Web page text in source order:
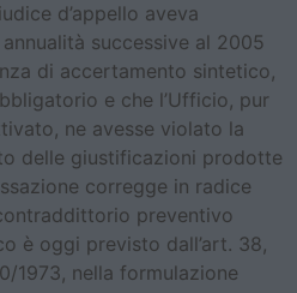
d’appello aveva
successive al 2005
di accertamento sintetico,
e che l’Ufficio, pur
ne avesse violato la
delle giustificazioni prodotte
corregge in radice
preventivo
è oggi previsto dall’art. 38,
1973, nella formulazione